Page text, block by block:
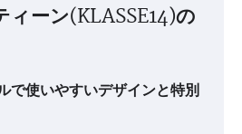
ーン(KLASSE14)の
で使いやすいデザインと特別